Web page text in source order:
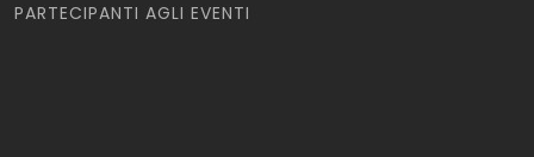
PARTECIPANTI AGLI EVENTI